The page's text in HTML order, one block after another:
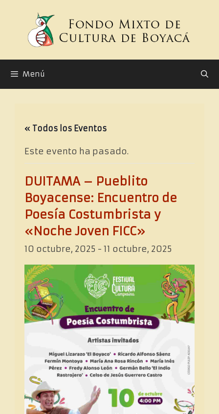
contenido
Menú
« Todos los Eventos
Este evento ha pasado.
DUITAMA – Pueblito
Boyacense: Encuentro de
Poesía Costumbrista y
«Noche Joven FICC»
10 octubre, 2025 - 11 octubre, 2025